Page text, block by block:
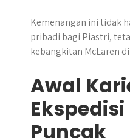
Kemenangan ini tidak
pribadi bagi Piastri,
kebangkitan McLaren
Awal
Puncak